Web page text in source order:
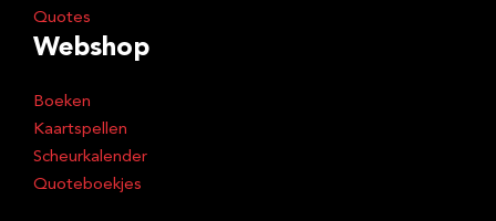
Quotes
Webshop
Boeken
Kaartspellen
Scheurkalender
Quoteboekjes